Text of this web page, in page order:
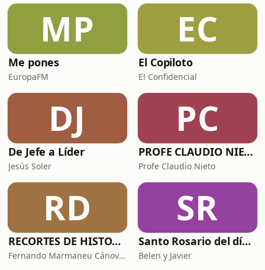
MP
Me pones
EuropaFM
EC
El Copiloto
El Confidencial
DJ
De Jefe a Líder
Jesús Soler
PC
PROFE CLAUDIO NIETO
Profe Claudio Nieto
RD
RECORTES DE HISTORIA Y CIENCIA
Fernando Marmaneu Cánovas
SR
Santo Rosario del día. 🙏 Reza con nosotros en castellano 🇪🇸
Belen y Javier